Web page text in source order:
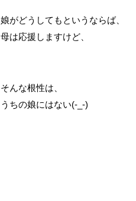
娘がどうしてもというならば、
母は応援しますけど、
そんな根性は、
うちの娘にはない(-_-)